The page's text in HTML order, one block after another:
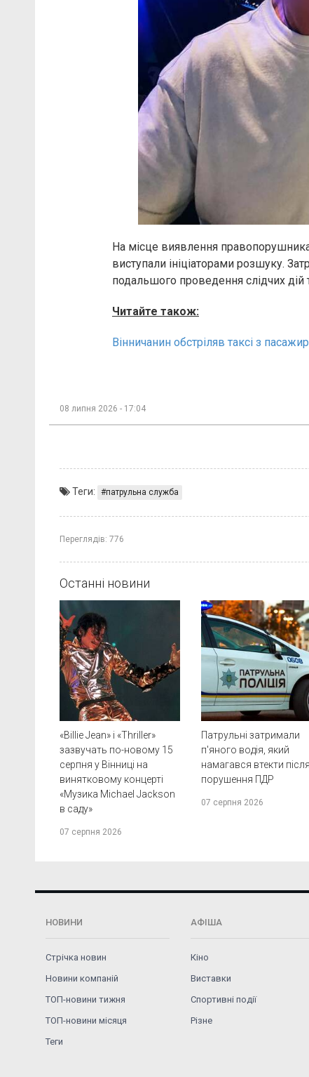
На місце виявлення
виступали ініціаторами розшуку.
подальшого проведення слідчих дій
Читайте також:
Вінничанин обстріляв таксі з
08 липня 2026 - 17:04
Теги: патрульна служба
Переглядів: 776
Останні новини
«Billie Jean» і «Thriller»
зазвучать по-новому 15
серпня у Вінниці на
винятковому концерті
«Музика Michael Jackson
в саду»
07 серпня 2026
Патрульні затримали
п'яного водія, який
намагався втекти після
порушення ПДР
07 серпня 2026
НОВИНИ
Стрічка новин
Новини компаній
ТОП-новини тижня
ТОП-новини місяця
Теги
АФІША
Кіно
Виставки
Спортивні події
Різне